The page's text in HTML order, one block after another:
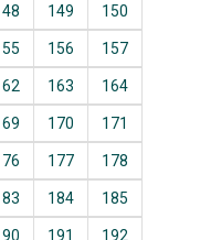
149 150
156 157
163 164
170 171
177 178
184 185
191 192